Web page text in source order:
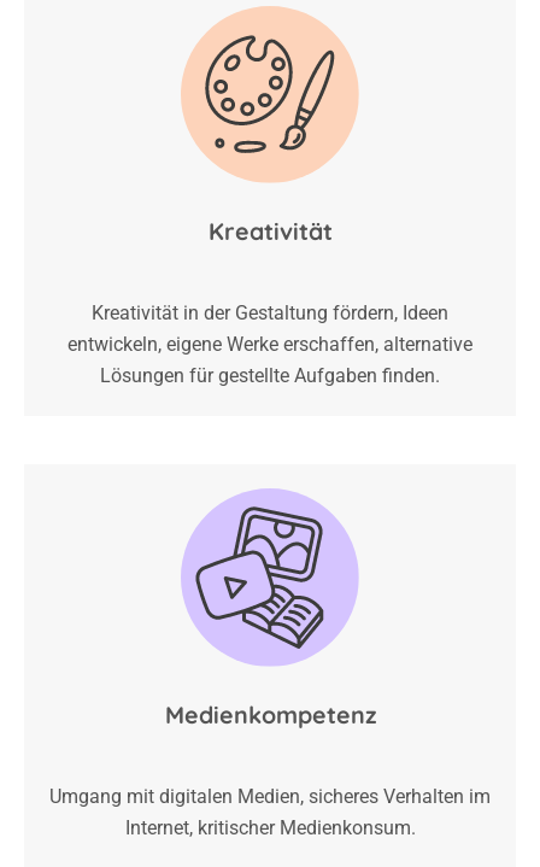
Kreativität
Kreativität in der Gestaltung fördern, Ideen
entwickeln, eigene Werke erschaffen, alternative
Lösungen für gestellte Aufgaben finden.
Medienkompetenz
Umgang mit digitalen Medien, sicheres Verhalten im
Internet, kritischer Medienkonsum.